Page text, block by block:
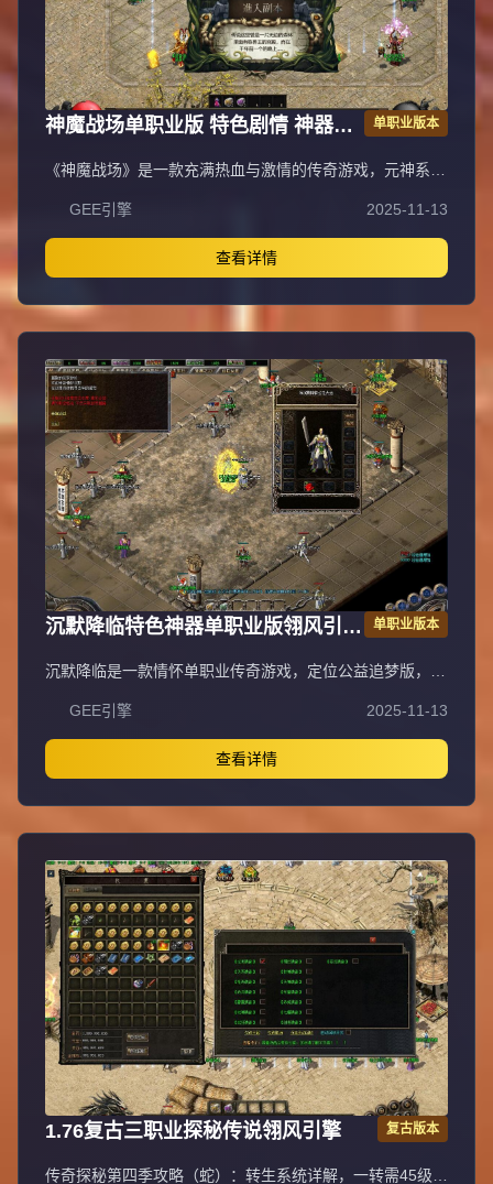
神魔战场单职业版 特色剧情 神器专
属 翎风引擎传奇服务端
单职业版本
《神魔战场》是一款充满热血与激情的传奇游戏，元神系统
逆袭高富帅的快捷之路。游戏包含元神系统（青龙、白虎、
朱雀、玄武元神，满级120级，玄武元神可学阴阳召唤召唤
同步属性宝宝，材料靠打怪大量爆出自动食用）、人物神力
·坐骑系统（满级坐骑倍攻+20%、爆率+40%、伤害+20%，
9级带传送，灵魂宝石与元宝靠打怪）、强力元素·称号系统
（满级称号攻+10%、体力+10%、魔力+10%、致命
以及泰亚史诗特色玩法（幸运最高12激活刀刀最高攻击，武
器准确+30，前100级经验卷打怪，后120级埋没之城副本，
青铜赞助以上可紫装鉴定）。长期玩法耐玩，助玩家在神魔
战场脱颖而出。
GEE引擎 2025-11-13
查看详情
沉默降临特色神器单职业版翎风引擎
单职业版本
沉默降临是一款情怀单职业传奇游戏，定位公益追梦版，为
3600沉默币狂暴之力，300沉默币普通沙捐，2000沉默币
神豪沙捐，3000沉默币神魔保底（保底8800沉默币）。账
号档次分两档：落地全满号（狂暴3+沙捐50+赞助36+神魔
88，共177元）、大哥全满号（含额外祈福20次，共353
元），无隐藏消费与比例。宝宝成长：0级战兽、50级高级
备（爪子吸血头）→渡劫选左边吸血命格→合特殊优先盾→
开黄（紫色追梦效率低不建议）→开红（可卡怪或堆属性）
→开人行。重要提示：十步一杀在56级震天宫三层花费888
万金币获得，入口坐标97.17，称号卷轴通过活动或蓝色怪
（圣兽）、恭喜发财爆出。郑重承诺爆率全开、公平公正，
听取玩家意见重金酬谢，致力于良好游戏体验。沉默币充值
比例1:100。
GEE引擎 2025-11-13
查看详情
1.76复古三职业探秘传说翎风引擎 复古版本
传奇探秘第四季攻略（蛇）：转生系统详解，一转需45级，